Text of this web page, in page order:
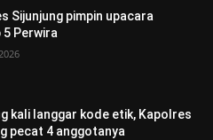
Sijunjung pimpin upacara
5 Perwira
kali langgar kode etik, Kapolres
pecat 4 anggotanya